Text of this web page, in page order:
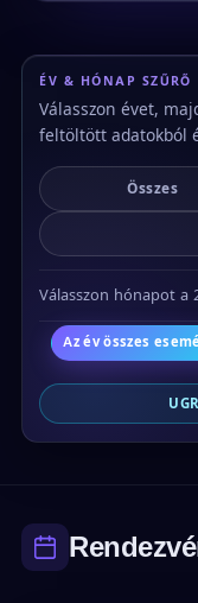
ÉV & HÓNAP SZŰRŐ
Válasszon évet,
feltöltött adatokból
Összes
Válasszon hónapot a
Az év összes